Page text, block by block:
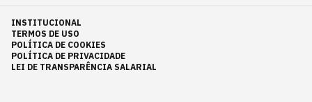
INSTITUCIONAL
TERMOS DE USO
POLÍTICA DE COOKIES
POLÍTICA DE PRIVACIDADE
LEI DE TRANSPARÊNCIA SALARIAL